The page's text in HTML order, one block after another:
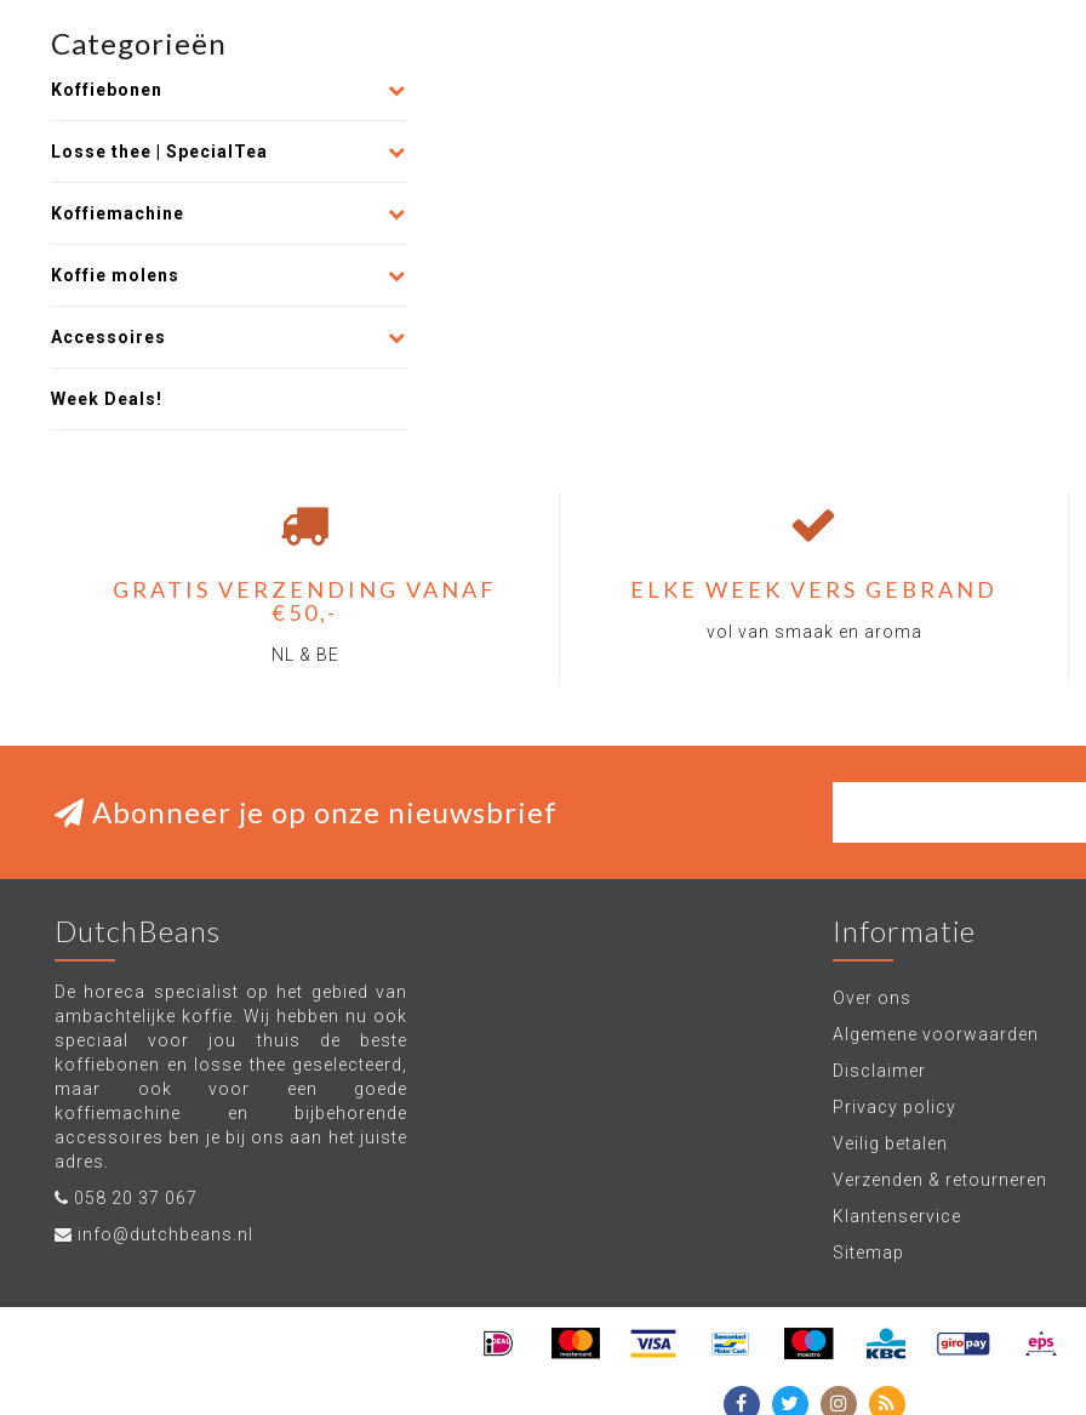
Categorieën
Koffiebonen
Losse thee | SpecialTea
Koffiemachine
Koffie molens
Accessoires
Week Deals!
GRATIS VERZENDING VANAF
€50,-
NL & BE
ELKE WEEK VERS GEBRAND
vol van smaak en aroma
Abonneer je op onze nieuwsbrief
DutchBeans
De horeca specialist op het gebied van
ambachtelijke koffie. Wij hebben nu ook
speciaal voor jou thuis de beste
koffiebonen en losse thee geselecteerd,
maar ook voor een goede
koffiemachine en bijbehorende
accessoires ben je bij ons aan het juiste
adres.
058 20 37 067
info@dutchbeans.nl
Informatie
Over ons
Algemene voorwaarden
Disclaimer
Privacy policy
Veilig betalen
Verzenden & retourneren
Klantenservice
Sitemap